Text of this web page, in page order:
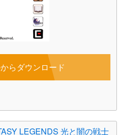
らダウンロード
LEGENDS 光と闇の戦士